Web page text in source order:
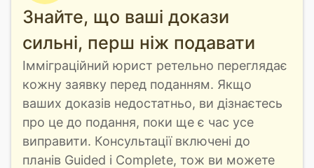
Знайте, що ваші докази
сильні, перш ніж подавати
Імміграційний юрист ретельно переглядає
кожну заявку перед поданням. Якщо
ваших доказів недостатньо, ви дізнаєтесь
про це до подання, поки ще є час усе
виправити. Консультації включені до
планів Guided і Complete, тож ви можете